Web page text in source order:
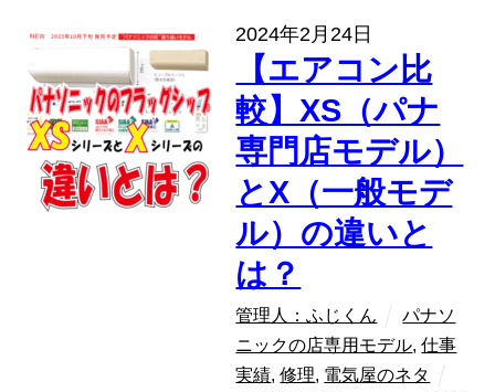
2024年2月24日
【エアコン比
較】XS（パナ
専門店モデル）
とX（一般モデ
ル）の違いと
は？
管理人：ふじくん
パナソ
ニックの店専用モデル,仕事
実績,修理, 電気屋のネタ